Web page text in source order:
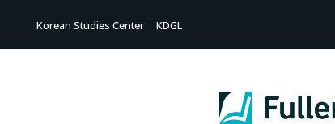
Korean Studies Center KDGL